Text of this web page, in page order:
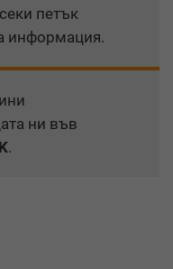
петък
информация.
ни във
.